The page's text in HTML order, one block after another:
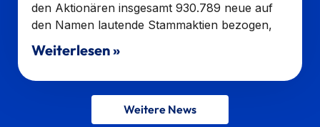
den Aktionären insgesamt 930.789 neue auf
den Namen lautende Stammaktien bezogen,
Weiterlesen »
Weitere News